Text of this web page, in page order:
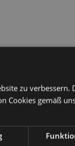
zu verbessern.
Cookies gemäß